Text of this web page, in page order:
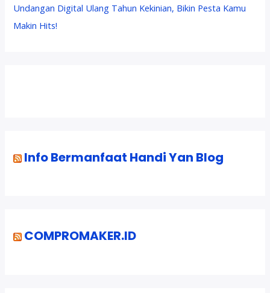
Undangan Digital Ulang Tahun Kekinian, Bikin Pesta Kamu
Makin Hits!
Info Bermanfaat Handi Yan Blog
COMPROMAKER.ID